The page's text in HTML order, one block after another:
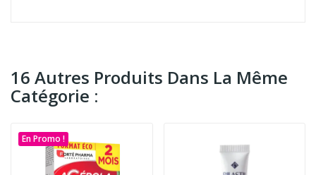
16 Autres Produits Dans La Même
Catégorie :
En Promo !